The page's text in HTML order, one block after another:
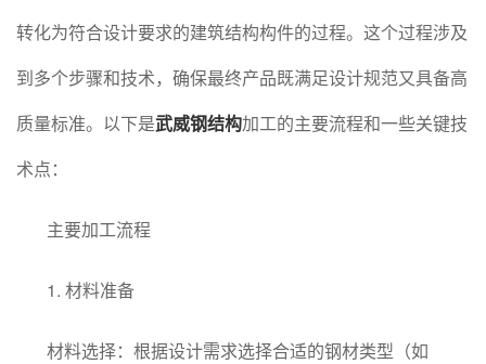
转化为符合设计要求的建筑结构构件的过程。这个过程涉及
到多个步骤和技术，确保最终产品既满足设计规范又具备高
质量标准。以下是武威钢结构加工的主要流程和一些关键技
术点：
主要加工流程
1. 材料准备
材料选择：根据设计需求选择合适的钢材类型（如